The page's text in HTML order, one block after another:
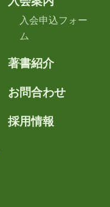
入会申込フォー
ム
著書紹介
お問合わせ
採用情報